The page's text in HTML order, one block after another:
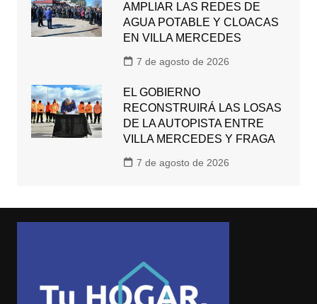
AMPLIAR LAS REDES DE
AGUA POTABLE Y CLOACAS
EN VILLA MERCEDES
7 de agosto de 2026
EL GOBIERNO
RECONSTRUIRÁ LAS LOSAS
DE LA AUTOPISTA ENTRE
VILLA MERCEDES Y FRAGA
7 de agosto de 2026